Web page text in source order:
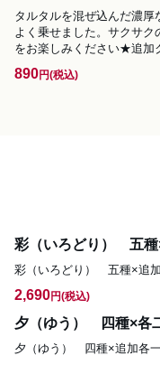
タルタルを混ぜ込んだ濃厚
よく乗せました。サクサ
をお楽しみください★追加
890円(税込)
彩（いろどり） 五種
彩（いろどり）　五種×追
2,690円(税込)
夕（ゆう） 四種×各
夕（ゆう）　四種×追加各